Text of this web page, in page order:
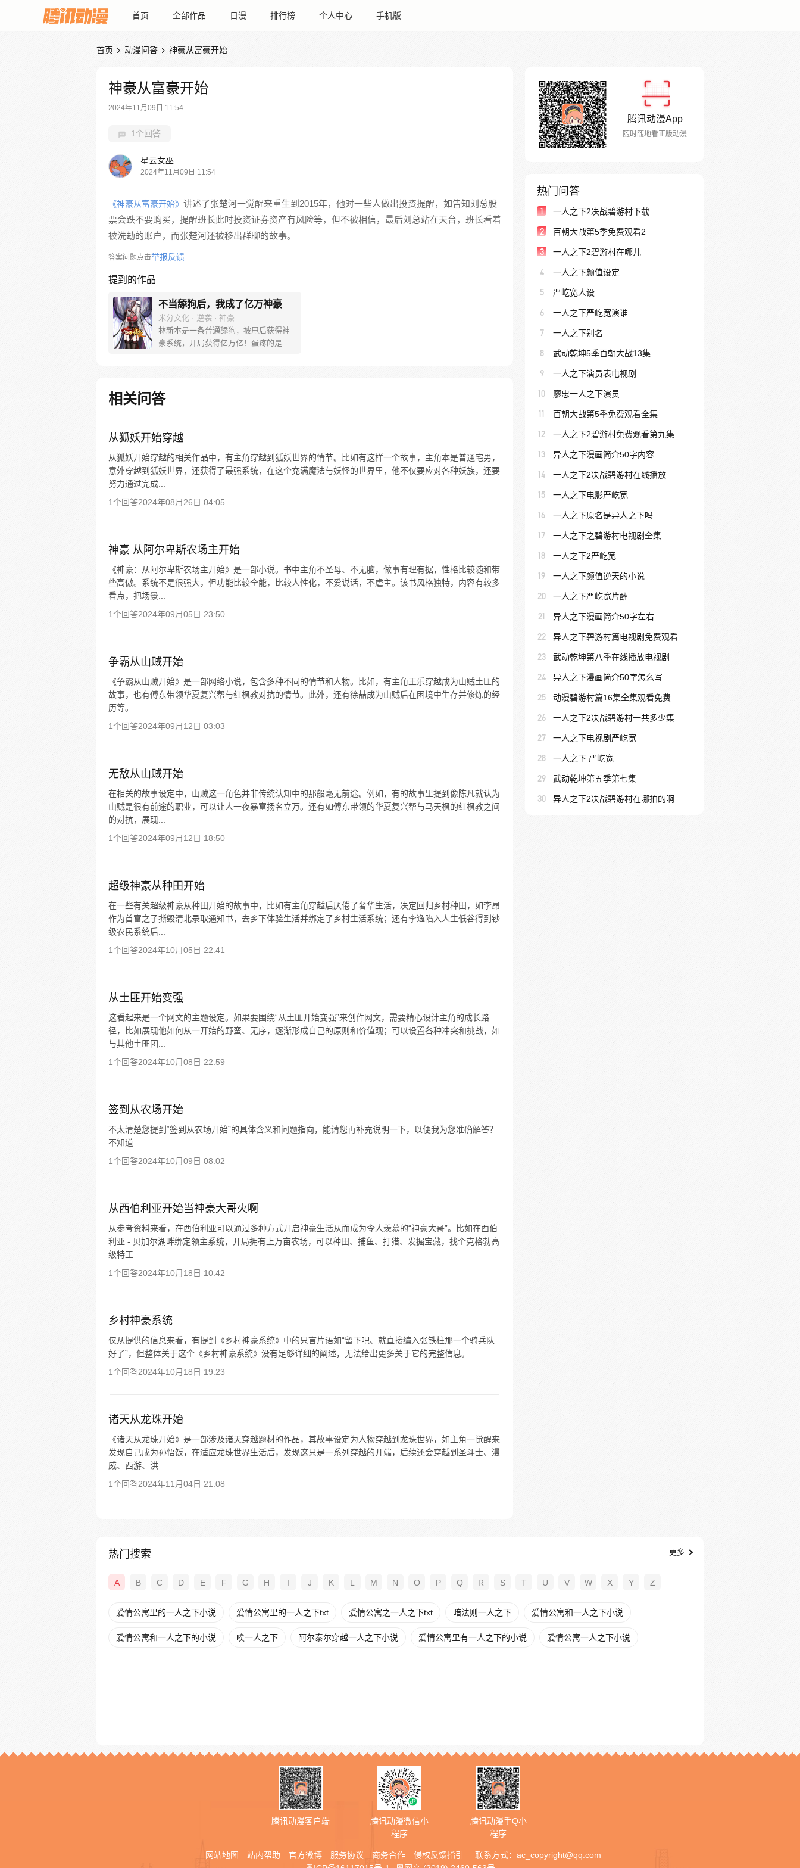
首页 全部作品 日漫 排行榜 个人中心 手机版
首页  动漫问答  神豪从富豪开始
神豪从富豪开始
2024年11月09日 11:54
1个回答
星云女巫
2024年11月09日 11:54
《神豪从富豪开始》 讲述了张楚河一觉醒来重生到2015年，他对一些人做出投资提醒，如告知刘总股
票会跌不要购买，提醒班长此时投资证券资产有风险等，但不被相信，最后刘总站在天台，班长看着
被洗劫的账户，而张楚河还被移出群聊的故事。
答案问题点击举报反馈
提到的作品
不当舔狗后，我成了亿万神豪
米分文化 · 逆袭 · 神豪
林新本是一条普通舔狗，被甩后获得神
豪系统，开局获得亿万亿！蛋疼的是，
相关问答
从狐妖开始穿越
从狐妖开始穿越的相关作品中，有主角穿越到狐妖世界的情节。比如有这样一个故事，主角本是普通宅男，
意外穿越到狐妖世界，还获得了最强系统，在这个充满魔法与妖怪的世界里，他不仅要应对各种妖族，还要
努力通过完成...
1个回答2024年08月26日 04:05
神豪 从阿尔卑斯农场主开始
《神豪：从阿尔卑斯农场主开始》是一部小说。书中主角不圣母、不无脑，做事有理有据，性格比较随和带
些高傲。系统不是很强大，但功能比较全能，比较人性化，不爱说话，不虐主。该书风格独特，内容有较多
看点，把场景...
1个回答2024年09月05日 23:50
争霸从山贼开始
《争霸从山贼开始》是一部网络小说，包含多种不同的情节和人物。比如，有主角王乐穿越成为山贼土匪的
故事，也有傅东带领华夏复兴帮与红枫教对抗的情节。此外，还有徐喆成为山贼后在困境中生存并修炼的经
历等。
1个回答2024年09月12日 03:03
无敌从山贼开始
在相关的故事设定中，山贼这一角色并非传统认知中的那般毫无前途。例如，有的故事里提到像陈凡就认为
山贼是很有前途的职业，可以让人一夜暴富扬名立万。还有如傅东带领的华夏复兴帮与马天枫的红枫教之间
的对抗，展现...
1个回答2024年09月12日 18:50
超级神豪从种田开始
在一些有关超级神豪从种田开始的故事中，比如有主角穿越后厌倦了奢华生活，决定回归乡村种田，如李昂
作为首富之子撕毁清北录取通知书，去乡下体验生活并绑定了乡村生活系统；还有李逸陷入人生低谷得到钞
级农民系统后...
1个回答2024年10月05日 22:41
从土匪开始变强
这看起来是一个网文的主题设定。如果要围绕“从土匪开始变强”来创作网文，需要精心设计主角的成长路
径，比如展现他如何从一开始的野蛮、无序，逐渐形成自己的原则和价值观；可以设置各种冲突和挑战，如
与其他土匪团...
1个回答2024年10月08日 22:59
签到从农场开始
不太清楚您提到“签到从农场开始”的具体含义和问题指向，能请您再补充说明一下，以便我为您准确解答？
不知道
1个回答2024年10月09日 08:02
从西伯利亚开始当神豪大哥火啊
从参考资料来看，在西伯利亚可以通过多种方式开启神豪生活从而成为令人羡慕的“神豪大哥”。比如在西伯
利亚 - 贝加尔湖畔绑定领主系统，开局拥有上万亩农场，可以种田、捕鱼、打猎、发掘宝藏，找个克格勃高
级特工...
1个回答2024年10月18日 10:42
乡村神豪系统
仅从提供的信息来看，有提到《乡村神豪系统》中的只言片语如“留下吧、就直接编入张铁柱那一个骑兵队
好了”，但整体关于这个《乡村神豪系统》没有足够详细的阐述，无法给出更多关于它的完整信息。
1个回答2024年10月18日 19:23
诸天从龙珠开始
《诸天从龙珠开始》是一部涉及诸天穿越题材的作品，其故事设定为人物穿越到龙珠世界，如主角一觉醒来
发现自己成为孙悟饭，在适应龙珠世界生活后，发现这只是一系列穿越的开端，后续还会穿越到圣斗士、漫
威、西游、洪...
1个回答2024年11月04日 21:08
腾讯动漫App
随时随地看正版动漫
热门问答
1 一人之下2决战碧游村下载
2 百朝大战第5季免费观看2
3 一人之下2碧游村在哪儿
4 一人之下颜值设定
5 严屹宽人设
6 一人之下严屹宽演谁
7 一人之下别名
8 武动乾坤5季百朝大战13集
9 一人之下演员表电视剧
10 廖忠一人之下演员
11 百朝大战第5季免费观看全集
12 一人之下2碧游村免费观看第九集
13 异人之下漫画简介50字内容
14 一人之下2决战碧游村在线播放
15 一人之下电影严屹宽
16 一人之下原名是异人之下吗
17 一人之下之碧游村电视剧全集
18 一人之下2严屹宽
19 一人之下颜值逆天的小说
20 一人之下严屹宽片酬
21 异人之下漫画简介50字左右
22 异人之下碧游村篇电视剧免费观看
23 武动乾坤第八季在线播放电视剧
24 异人之下漫画简介50字怎么写
25 动漫碧游村篇16集全集观看免费
26 一人之下2决战碧游村一共多少集
27 一人之下电视剧严屹宽
28 一人之下 严屹宽
29 武动乾坤第五季第七集
30 异人之下2决战碧游村在哪拍的啊
热门搜索 更多
A B C D E F G H I J K L M N O P Q R S T U V W X Y Z
爱情公寓里的一人之下小说 爱情公寓里的一人之下txt 爱情公寓之一人之下txt 暗法则一人之下 爱情公寓和一人之下小说
爱情公寓和一人之下的小说 唉一人之下 阿尔泰尔穿越一人之下小说 爱情公寓里有一人之下的小说 爱情公寓一人之下小说
腾讯动漫客户端
腾讯动漫微信小
程序
腾讯动漫手Q小
程序
网站地图 站内帮助 官方微博 服务协议 商务合作 侵权反馈指引 联系方式： ac_copyright@qq.com